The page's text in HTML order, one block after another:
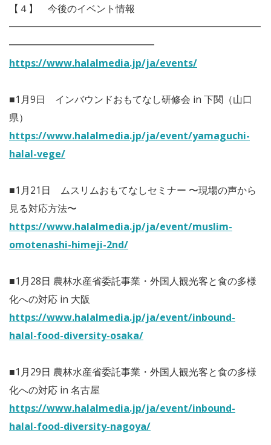
【４】 今後のイベント情報
━━━━━━━━━━━━━━━━━━━━━━━━━━
━━━━━━━━━━━━━━━
https://www.halalmedia.jp/ja/events/
■1月9日 インバウンドおもてなし研修会 in 下関（山口
県）
https://www.halalmedia.jp/ja/event/yamaguchi-
halal-vege/
■1月21日 ムスリムおもてなしセミナー 〜現場の声から
見る対応方法〜
https://www.halalmedia.jp/ja/event/muslim-
omotenashi-himeji-2nd/
■1月28日 農林水産省委託事業・外国人観光客と食の多様
化への対応 in 大阪
https://www.halalmedia.jp/ja/event/inbound-
halal-food-diversity-osaka/
■1月29日 農林水産省委託事業・外国人観光客と食の多様
化への対応 in 名古屋
https://www.halalmedia.jp/ja/event/inbound-
halal-food-diversity-nagoya/